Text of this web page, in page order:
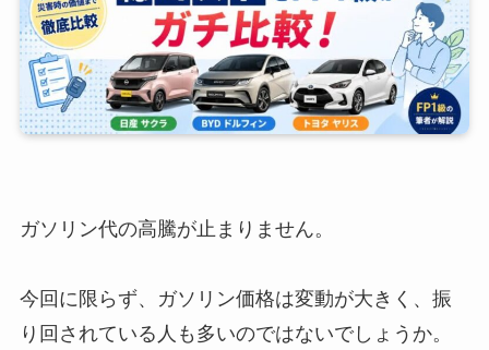
ガソリン代の高騰が止まりません。
今回に限らず、ガソリン価格は変動が大きく、振
り回されている人も多いのではないでしょうか。